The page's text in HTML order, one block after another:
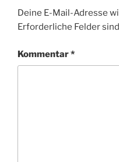
Deine E-Mail-Adresse
Erforderliche Felder
Kommentar*